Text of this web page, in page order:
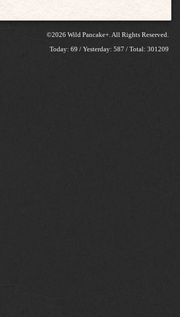
©2026 Wild Pancake+. All Rights Reserved.
Today: 69 / Yesterday: 587 / Total: 301209